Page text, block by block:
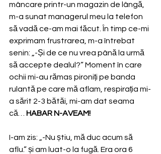
mâncare printr-un magazin de lângă,
m-a sunat managerul meu la telefon
să vadă ce-am mai făcut. În timp ce-mi
exprimam frustrarea, m-a întrebat
senin: „-Și de ce nu vrea până la urmă
să accepte dealul?” Moment în care
ochii mi-au rămas pironiți pe banda
rulantă pe care mă aflam, respirația mi-
a sărit 2-3 bătăi, mi-am dat seama
că… HABAR N-AVEAM!
I-am zis: „-Nu știu, mă duc acum să
aflu.” și am luat-o la fugă. Era ora 6